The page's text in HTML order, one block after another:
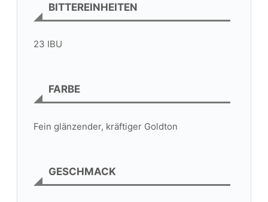
BITTEREINHEITEN
23 IBU
FARBE
Fein glänzender, kräftiger Goldton
GESCHMACK